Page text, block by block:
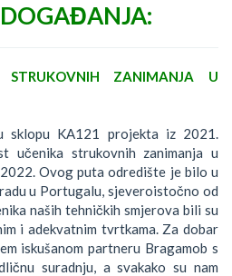
STRUKOVNIH ZANIMANJA U
sklopu KA121 projekta iz 2021.
učenika strukovnih zanimanja u
Ovog puta odredište je bilo u
u Portugalu, sjeveroistočno od
naših tehničkih smjerova bili su
i adekvatnim tvrtkama. Za dobar
iskušanom partneru Bragamob s
suradnju, a svakako su nam